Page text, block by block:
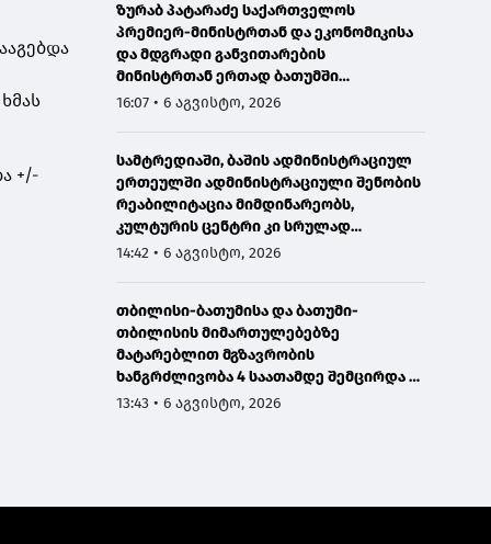
+/-
ზურაბ პატარაძე საქართველოს
პრემიერ-მინისტრთან და ეკონომიკისა
და მდგრადი განვითარების
მინისტრთან ერთად ბათუმში
მნიშვნელოვან ინფრასტრუქტურულ
16:07 • 6 აგვისტო, 2026
სამტრედიაში, ბაშის ადმინისტრაციულ
ერთეულში ადმინისტრაციული შენობის
რეაბილიტაცია მიმდინარეობს,
კულტურის ცენტრი კი სრულად
განახლდა
14:42 • 6 აგვისტო, 2026
თბილისი-ბათუმისა და ბათუმი-
თბილისის მიმართულებებზე
მატარებლით მგზავრობის
ხანგრძლივობა 4 საათამდე შემცირდა -
თბილისი-ბათუმი-თბილისის
13:43 • 6 აგვისტო, 2026